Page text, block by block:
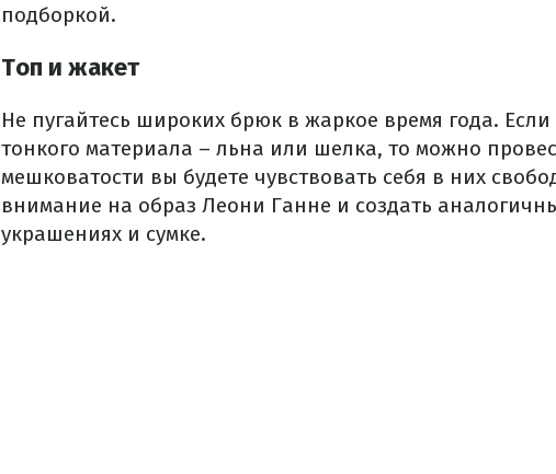
подборкой.
Топ и жакет
Не пугайтесь широких брюк в жаркое время года.
тонкого материала – льна или шелка, то можно
мешковатости вы будете чувствовать себя в них
внимание на образ Леони Ганне и создать
украшениях и сумке.